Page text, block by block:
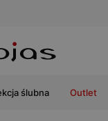
ślubna Outlet